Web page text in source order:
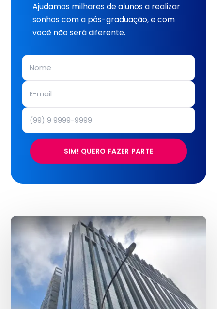
Ajudamos milhares de alunos a realizar
sonhos com a pós-graduação, e com
você não será diferente.
SIM! QUERO FAZER PARTE